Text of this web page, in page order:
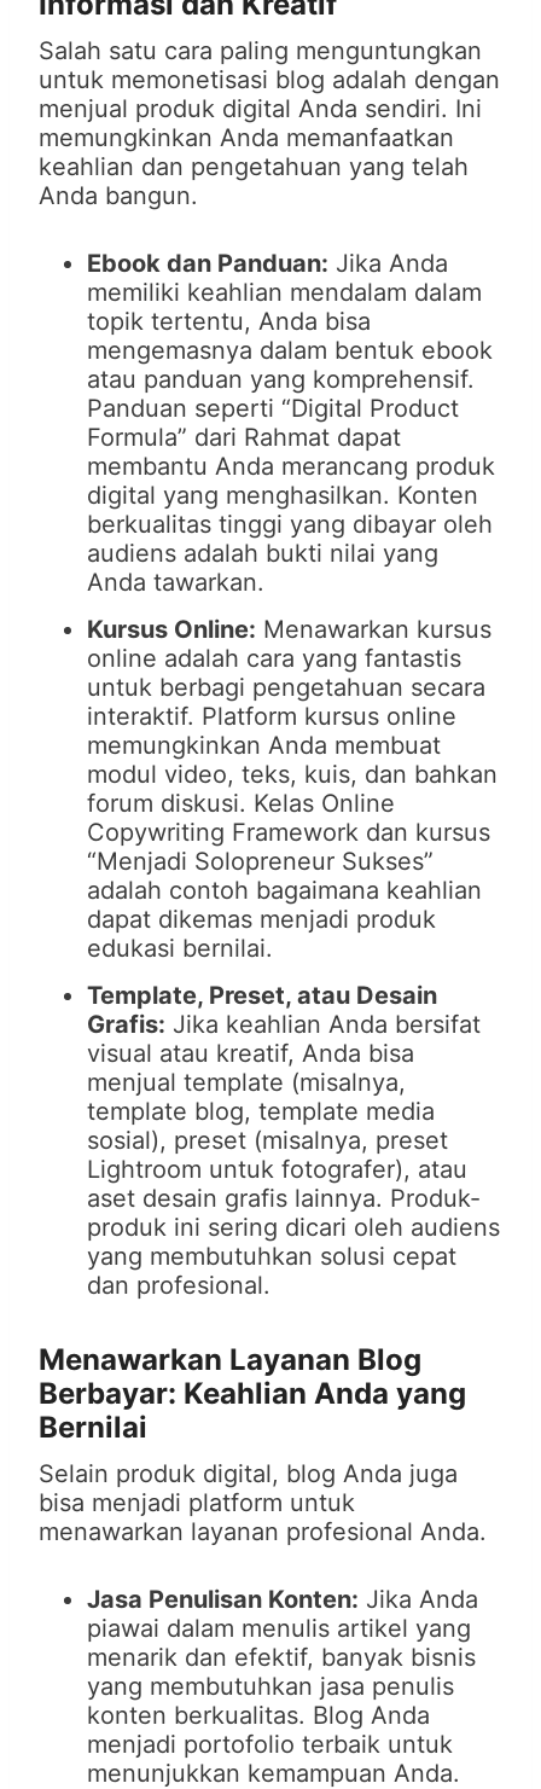
Salah satu cara paling menguntungkan
untuk memonetisasi blog adalah dengan
menjual produk digital Anda sendiri. Ini
memungkinkan Anda memanfaatkan
keahlian dan pengetahuan yang telah
Anda bangun.
Ebook dan Panduan: Jika Anda
memiliki keahlian mendalam dalam
topik tertentu, Anda bisa
mengemasnya dalam bentuk ebook
atau panduan yang komprehensif.
Panduan seperti “Digital Product
Formula” dari Rahmat dapat
membantu Anda merancang produk
digital yang menghasilkan. Konten
berkualitas tinggi yang dibayar oleh
audiens adalah bukti nilai yang
Anda tawarkan.
Kursus Online: Menawarkan kursus
online adalah cara yang fantastis
untuk berbagi pengetahuan secara
interaktif. Platform kursus online
memungkinkan Anda membuat
modul video, teks, kuis, dan bahkan
forum diskusi. Kelas Online
Copywriting Framework dan kursus
“Menjadi Solopreneur Sukses”
adalah contoh bagaimana keahlian
dapat dikemas menjadi produk
edukasi bernilai.
Template, Preset, atau Desain
Grafis: Jika keahlian Anda bersifat
visual atau kreatif, Anda bisa
menjual template (misalnya,
template blog, template media
sosial), preset (misalnya, preset
Lightroom untuk fotografer), atau
aset desain grafis lainnya. Produk-
produk ini sering dicari oleh audiens
yang membutuhkan solusi cepat
dan profesional.
Menawarkan Layanan Blog
Berbayar: Keahlian Anda yang
Bernilai
Selain produk digital, blog Anda juga
bisa menjadi platform untuk
menawarkan layanan profesional Anda.
Jasa Penulisan Konten: Jika Anda
piawai dalam menulis artikel yang
menarik dan efektif, banyak bisnis
yang membutuhkan jasa penulis
konten berkualitas. Blog Anda
menjadi portofolio terbaik untuk
menunjukkan kemampuan Anda.